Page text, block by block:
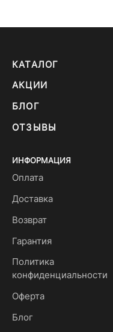
КАТАЛОГ
АКЦИИ
БЛОГ
ОТЗЫВЫ
ИНФОРМАЦИЯ
Оплата
Доставка
Возврат
Гарантия
Политика
конфиденциальности
Оферта
Блог